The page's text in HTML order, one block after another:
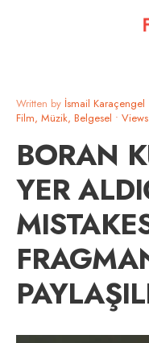
Written by İsmail Karaçengel
Film, Müzik, Belgesel •
BORAN
YER